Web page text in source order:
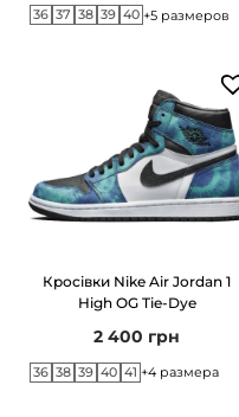
36 37 38 39 40 +5 размеров
Кросівки Nike Air Jordan 1
High OG Tie-Dye
2 400 грн
36 38 39 40 41 +4 размера